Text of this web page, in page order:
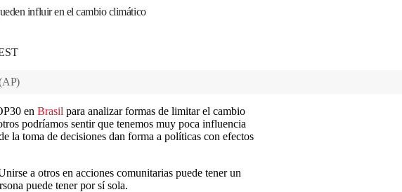
influir en el cambio climático
AP)
en Brasil para analizar formas de limitar el cambio
podríamos sentir que tenemos muy poca influencia
la toma de decisiones dan forma a políticas con efectos
a otros en acciones comunitarias puede tener un
puede tener por sí sola.